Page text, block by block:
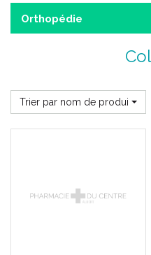
Orthopédie
Trier par nom de produit